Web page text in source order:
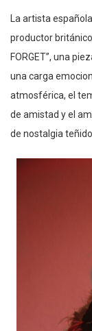
La artista
productor británico
FORGET”, una
una carga
atmosférica, el
de amistad y el
de nostalgia